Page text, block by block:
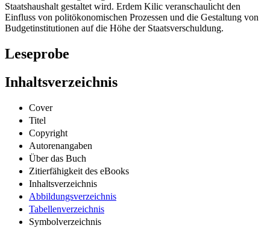
Staatshaushalt gestaltet wird. Erdem Kilic veranschaulicht den
Einfluss von politökonomischen Prozessen und die Gestaltung von
Budgetinstitutionen auf die Höhe der Staatsverschuldung.
Leseprobe
Inhaltsverzeichnis
Cover
Titel
Copyright
Autorenangaben
Über das Buch
Zitierfähigkeit des eBooks
Inhaltsverzeichnis
Abbildungsverzeichnis
Tabellenverzeichnis
Symbolverzeichnis